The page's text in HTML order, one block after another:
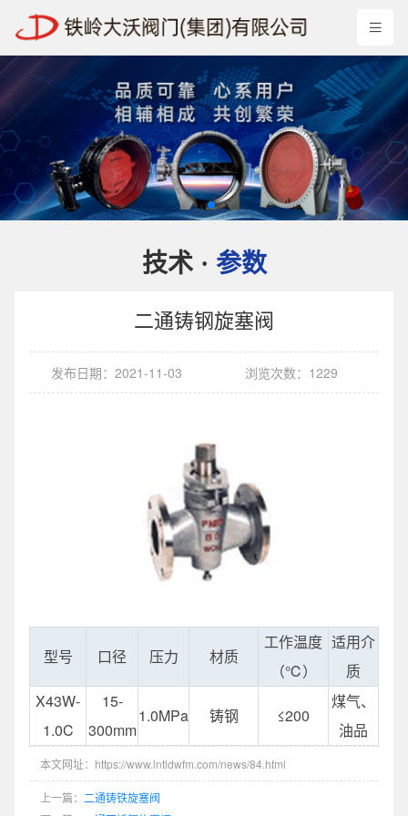
技术 · 参数
二通铸钢旋塞阀
发布日期：2021-11-03 浏览次数：1229
型号 口径 压力 材质
工作温度
（℃）
适用介
质
X43W-
1.0C
15-
300mm
1.0MPa 铸钢 ≤200
煤气、
油品
本文网址：https://www.lntldwfm.com/news/84.html
上一篇： 二通铸铁旋塞阀